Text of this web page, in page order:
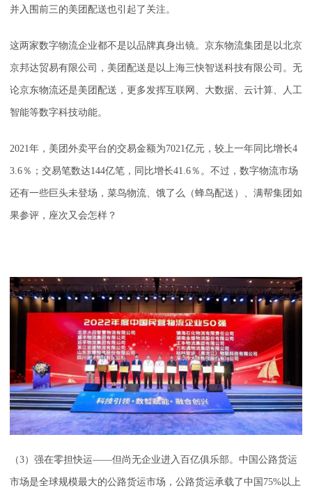
并入围前三的美团配送也引起了关注。
这两家数字物流企业都不是以品牌真身出镜。京东物流集团是以北京
京邦达贸易有限公司，美团配送是以上海三快智送科技有限公司。无
论京东物流还是美团配送，更多发挥互联网、大数据、云计算、人工
智能等数字科技动能。
2021年，美团外卖平台的交易金额为7021亿元，较上一年同比增长4
3.6％；交易笔数达144亿笔，同比增长41.6％。不过，数字物流市场
还有一些巨头未登场，菜鸟物流、饿了么（蜂鸟配送）、满帮集团如
果参评，座次又会怎样？
（3）强在零担快运——但尚无企业进入百亿俱乐部。中国公路货运
市场是全球规模最大的公路货运市场，公路货运承载了中国75%以上